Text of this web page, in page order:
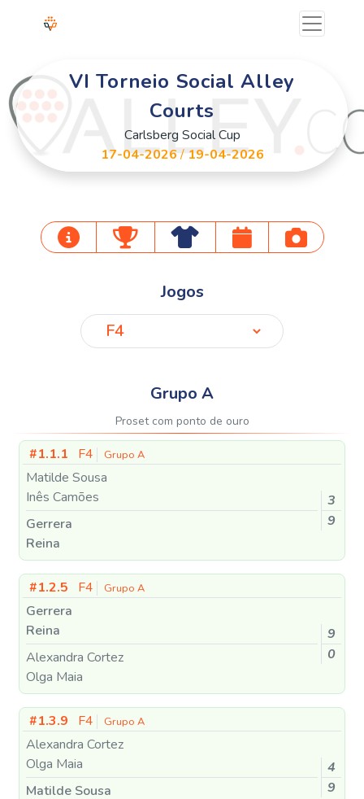
VI Torneio Social Alley
Courts
Carlsberg Social Cup
17-04-2026/ 19-04-2026
Jogos
Grupo A
Proset com ponto de ouro
#1.1.1 F4 Grupo A
Matilde Sousa
Inês Camões
Gerrera
Reina
3
9
#1.2.5 F4 Grupo A
Gerrera
Reina
Alexandra Cortez
Olga Maia
9
0
#1.3.9 F4 Grupo A
Alexandra Cortez
Olga Maia
Matilde Sousa
4
9